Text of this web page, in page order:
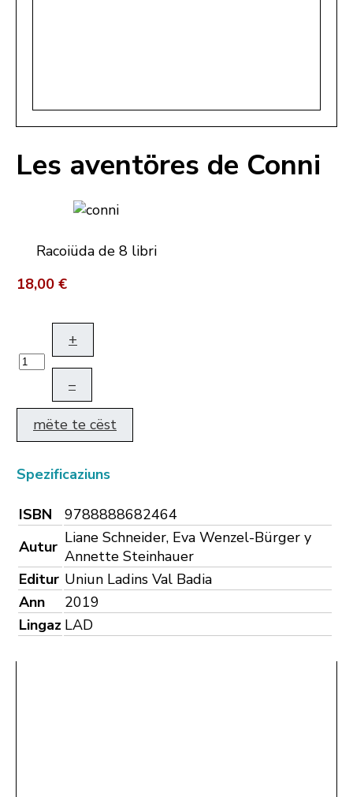
Les aventöres de Conni
Racoiüda de 8 libri
18,00 €
+
–
mëte te cëst
Spezificaziuns
ISBN
9788888682464
Autur Liane Schneider, Eva Wenzel-Bürger y
Annette Steinhauer
Editur Uniun Ladins Val Badia
Ann
2019
Lingaz LAD